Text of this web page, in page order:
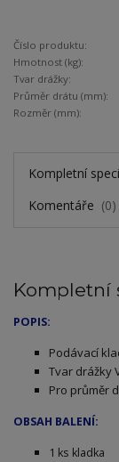
Číslo produktu:
Hmotnost (kg):
Tvar drážky:
Průměr drátu (mm):
Rozměr (mm):
Kompletní
Komentáře
0
Kompletní
POPIS:
Podávací
Tvar drážky
Pro průměr
OBSAH BALENÍ:
1 ks kladka